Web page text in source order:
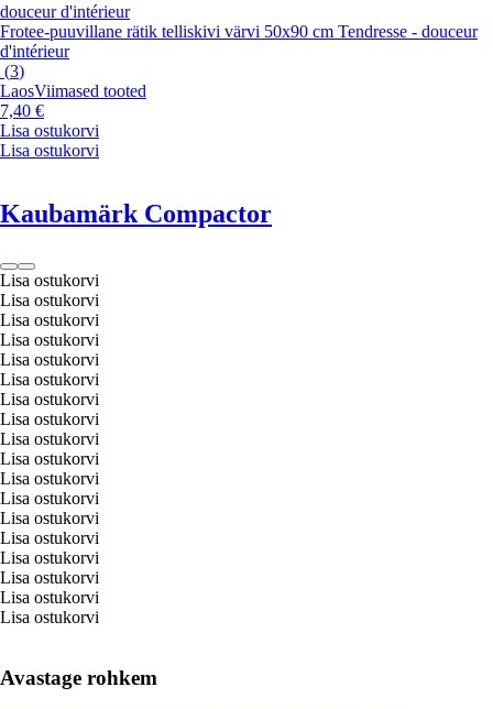
douceur d'intérieur
Frotee-puuvillane rätik telliskivi värvi 50x90 cm Tendresse - douceur
d'intérieur
(3)
LaosViimased tooted
7,40 €
Lisa ostukorvi
Lisa ostukorvi
Kaubamärk Compactor
Lisa ostukorvi
Lisa ostukorvi
Lisa ostukorvi
Lisa ostukorvi
Lisa ostukorvi
Lisa ostukorvi
Lisa ostukorvi
Lisa ostukorvi
Lisa ostukorvi
Lisa ostukorvi
Lisa ostukorvi
Lisa ostukorvi
Lisa ostukorvi
Lisa ostukorvi
Lisa ostukorvi
Lisa ostukorvi
Lisa ostukorvi
Lisa ostukorvi
Avastage rohkem